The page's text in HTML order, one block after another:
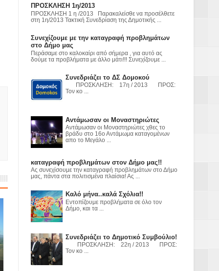
ΧΥΤΑ»
ΠΡΟΣΚΛΗΣΗ 1η/2013
ΠΡΟΣΚΛΗΣΗ 1 η /2013 Παρακαλείσθε να προσέλθετε
στη 1η/2013 Τακτική Συνεδρίαση της Δημοτικής ...
Συνεχίζουμε με την καταγραφή προβλημάτων
στο Δήμο μας
Περάσαμε στο καλοκαίρι από σήμερα , για αυτό ας
δούμε τα προβλήματα με άλλο μάτι!!! Συνεχίζουμε ...
Συνεδριάζει το ΔΣ Δομοκού
ΠΡΟΣΚΛΗΣΗ: 17η / 2013 ΠΡΟΣ:
Τον κο ...
Αντάμωσαν οι Μοναστηριώτες
Αντάμωσαν οι Μοναστηριώτες χθες το
βράδυ στο 16ο Αντάμωμα καταγομένων
απο το Μεγάλο ...
καταγραφή προβλημάτων στον Δήμο μας!!
Ας συνεχίσουμε την καταγραφή προβλημάτων στο Δήμο
μας, πάντα στα πολιτισμένα πλαίσια! Ας ...
Καλό μήνα..καλά Σχόλια!!
Εντοπίζουμε προβλήματα σε όλο τον
Δήμο, και τα ...
Συνεδριάζει το Δημοτικό Συμβούλιο!
ΠΡΟΣΚΛΗΣΗ: 22η / 2013 ΠΡΟΣ:
Τον κο ...